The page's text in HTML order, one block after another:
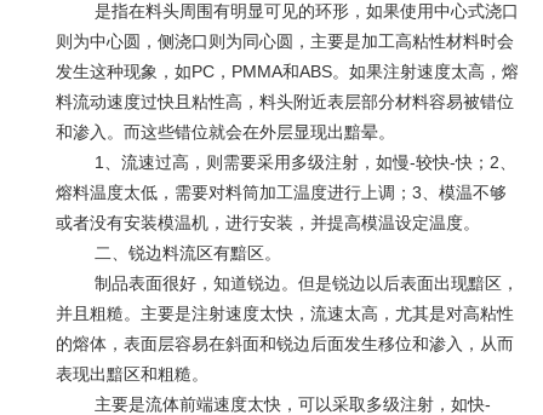
是指在料头周围有明显可见的环形，如果使用中心式浇口
则为中心圆，侧浇口则为同心圆，主要是加工高粘性材料时会
发生这种现象，如PC， PMMA和ABS。如果注射速度太高，熔
料流动速度过快且粘性高，料头附近表层部分材料容易被错位
和渗入。而这些错位就会在外层显现出黯晕。
1、流速过高，则需要采用多级注射，如慢-较快-快； 2
熔料温度太低，需要对料筒加工温度进行上调； 3 、模温不够
或者没有安装模温机，进行安装，并提高模温设定温度。
二、锐边料流区有黯区。
制品表面很好，知道锐边。但是锐边以后表面出现黯区，
并且粗糙。主要是注射速度太快，流速太高，尤其是对高粘性
的熔体，表面层容易在斜面和锐边后面发生移位和渗入，从而
表现出黯区和粗糙。
主要是流体前端速度太快，可以采取多级注射，如快-